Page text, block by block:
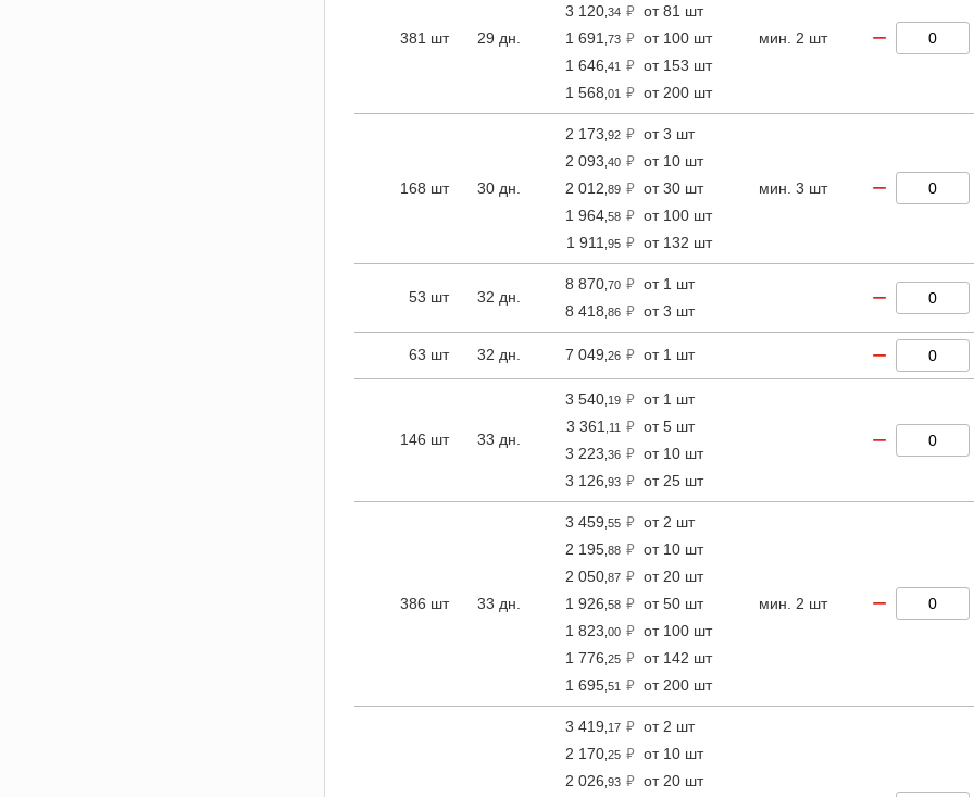
381 шт 29 дн.
3 120 ,34
от 81 шт
1 691 ,73
от 100 шт
1 646 ,41
от 153 шт
1 568 ,01 от 200 шт
мин. 2 шт −
168 шт 30 дн.
2 173 ,92
от 3 шт
2 093 ,40
от 10 шт
2 012 ,89
от 30 шт
1 964 ,58
от 100 шт
1 911 ,95 от 132 шт
мин. 3 шт −
53 шт 32 дн.
8 870 ,70
от 1 шт
8 418 ,86 от 3 шт −
63 шт 32 дн. 7 049 ,26 от 1 шт −
146 шт 33 дн.
3 540 ,19
от 1 шт
3 361 ,11
от 5 шт
3 223 ,36
от 10 шт
3 126 ,93 от 25 шт
−
386 шт 33 дн.
3 459 ,55
от 2 шт
2 195 ,88
от 10 шт
2 050 ,87
от 20 шт
1 926 ,58
от 50 шт
1 823 ,00
от 100 шт
1 776 ,25
от 142 шт
1 695 ,51 от 200 шт
мин. 2 шт −
3 419 ,17
от 2 шт
2 170 ,25
от 10 шт
2 026 ,93 от 20 шт